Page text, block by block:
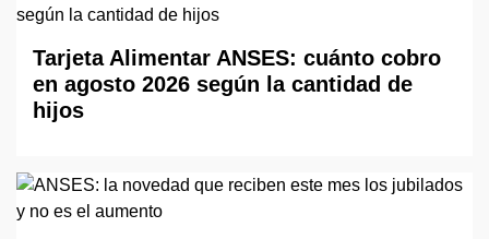
Tarjeta Alimentar ANSES: cuánto cobro
en agosto 2026 según la cantidad de
hijos